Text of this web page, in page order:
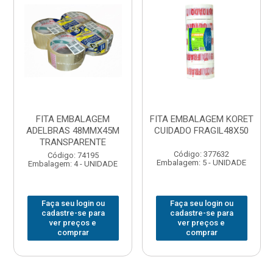
FITA EMBALAGEM
ADELBRAS 48MMX45M
TRANSPARENTE
Código: 74195
Embalagem: 4 - UNIDADE
Faça seu login ou
cadastre-se para
ver preços e
comprar
FITA EMBALAGEM KORET
CUIDADO FRAGIL48X50
Código: 377632
Embalagem: 5 - UNIDADE
Faça seu login ou
cadastre-se para
ver preços e
comprar